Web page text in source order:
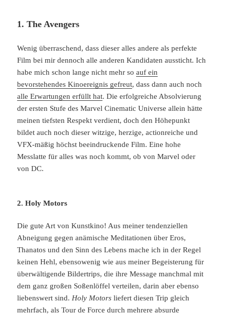
1. The Avengers
Wenig überraschend, dass dieser alles andere als perfekte
Film bei mir dennoch alle anderen Kandidaten aussticht. Ich
habe mich schon lange nicht mehr soauf ein
bevorstehendes Kinoereignis gefreut, dass dann auch noch
alle Erwartungen erfüllt hat. Die erfolgreiche Absolvierung
der ersten Stufe des Marvel Cinematic Universe allein hätte
meinen tiefsten Respekt verdient, doch den Höhepunkt
bildet auch noch dieser witzige, herzige, actionreiche und
VFX-mäßig höchst beeindruckende Film. Eine hohe
Messlatte für alles was noch kommt, ob von Marvel oder
von DC.
2. Holy Motors
Die gute Art von Kunstkino! Aus meiner tendenziellen
Abneigung gegen anämische Meditationen über Eros,
Thanatos und den Sinn des Lebens mache ich in der Regel
keinen Hehl, ebensowenig wie aus meiner Begeisterung für
überwältigende Bildertrips, die ihre Message manchmal mit
dem ganz großen Soßenlöffel verteilen, darin aber ebenso
liebenswert sind. Holy Motors liefert diesen Trip gleich
mehrfach, als Tour de Force durch mehrere absurde